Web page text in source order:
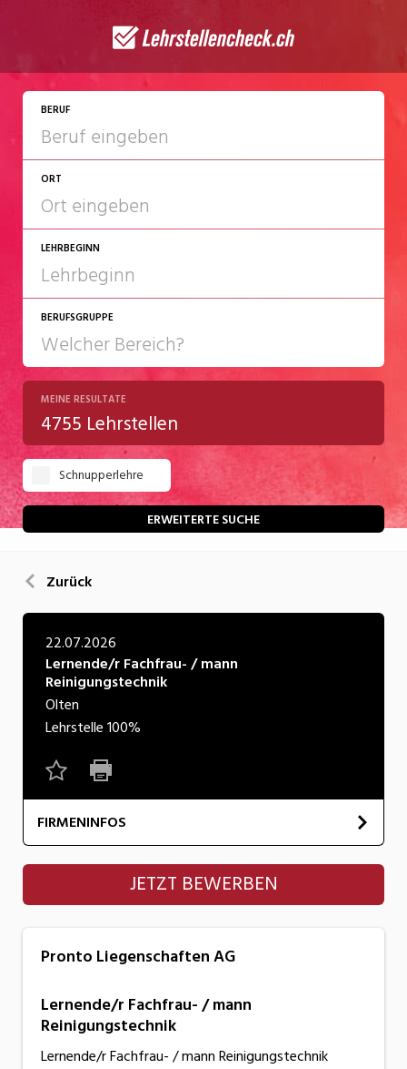
BERUF
ORT
LEHRBEGINN
2027
2028
BERUFSGRUPPE
Chemie/Pharma
Gastgewerbe
Gesundheit/Pflege/Soziales
Handwerk/Technik
Kultur
Natur
Verkehr/Logistik
Wirtschaft/Verwaltung
MEINE RESULTATE
4755 Lehrstellen
Schnupperlehre
ERWEITERTE SUCHE
Zurück
22.07.2026
Lernende/r Fachfrau- / mann
Reinigungstechnik
Olten
Lehrstelle100%
FIRMENINFOS
Pronto Liegenschaften AG
JETZT BEWERBEN
Pronto Liegenschaften AG
Lernende/r Fachfrau- / mann
Reinigungstechnik
Lernende/r Fachfrau- / mann Reinigungstechnik